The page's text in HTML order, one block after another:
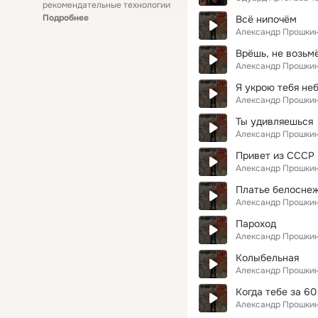
рекомендательные технологии
Подробнее
Всё нипочём
Александр Прошкин
Врёшь, не
Александр Прошкин
Я укрою тебя
Александр Прошкин
Ты удивляешься
Александр Прошкин
Привет из СССР
Александр Прошкин
Платье
Александр Прошкин
Пароход
Александр Прошкин
Колыбельная
Александр Прошкин
Когда тебе за 60
Александр Прошкин